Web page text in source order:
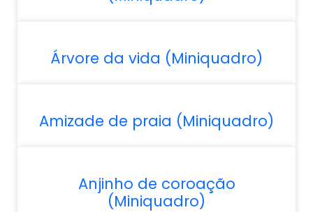
Árvore da vida (Miniquadro)
Amizade de praia (Miniquadro)
Anjinho de coroação
(Miniquadro)